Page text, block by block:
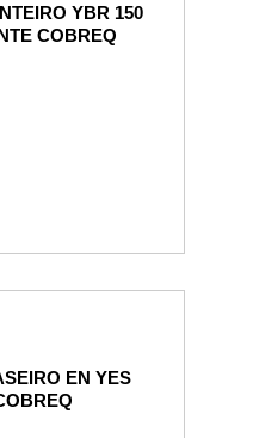
YBR 150
COBREQ
EN YES